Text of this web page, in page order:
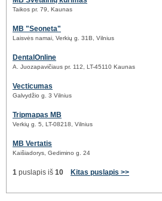
Taikos pr. 79, Kaunas
MB "Seoneta"
Laisvės namai, Verkių g. 31B, Vilnius
DentalOnline
A. Juozapavičiaus pr. 112, LT-45110 Kaunas
Vecticumas
Galvydžio g. 3 Vilnius
Tripmapas MB
Verkių g. 5, LT-08218, Vilnius
MB Vertatis
Kaišiadorys, Gedimino g. 24
1 puslapis iš 10 Kitas puslapis >>